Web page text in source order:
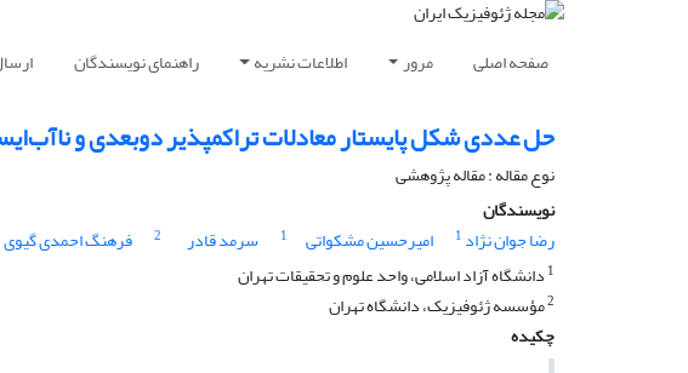
صفحه اصلی مرور اطلاعات نشریه راهنمای نویسندگان
حل عددی شکل پایستار معادلات تراکمپذیر دوبعدی و
نوع مقاله : مقاله پژوهشی‌
نویسندگان
رضا جوان نژاد 1 امیرحسین مشکواتی 1 سرمد قادر 2 فرهنگ احمدی گیوی
1 دانشگاه آزاد اسلامی، واحد علوم و تحقیقات تهران
2مؤسسه ژئوفیزیک، دانشگاه تهران
چکیده